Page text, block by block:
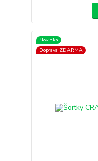
Novinka
Doprava ZDARMA